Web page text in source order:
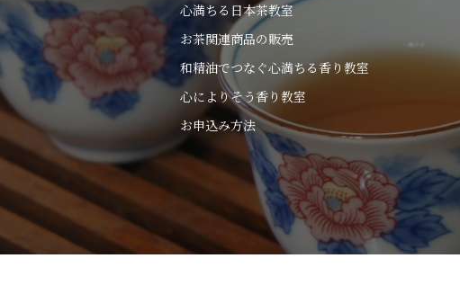
心満ちる日本茶教室
お茶関連商品の販売
和精油でつなぐ心満ちる香り教室
心によりそう香り教室
お申込み方法